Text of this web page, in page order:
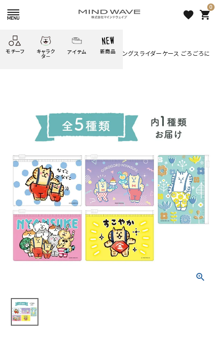
favorite
0
shopping_cart
モチーフ キャラク
タ－
ムーちゃん
だっとちゃん ばいばいべあ
ようこそ
かわうそ
ゆるあにまる
ツンダちゃん ウサコレフレンズ
一期一会
アイテム
文具小物 筆記用具等
雑貨
モバイル
アイテム
新商品 search
オンラインストア＆催事限定 ト
レーディングスライダーケース
ごろごろにゃんすけ
660 円（税込）
新着商品
モチーフから探す
キャラクターから探す
HOME
すべての商品
オンラインストア＆催事限定 トレーディングスライダーケース ごろごろに